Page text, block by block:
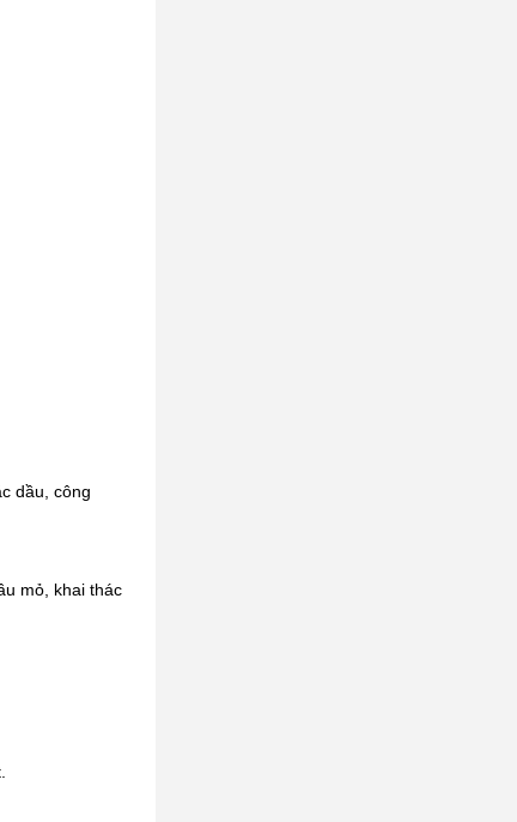
dầu, công
mỏ, khai thác